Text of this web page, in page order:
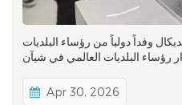
وفداً دولياً من رؤساء البلديات
رؤساء البلديات العالمي في شيآن
Apr 30, 2026